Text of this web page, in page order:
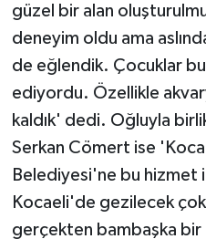
güzel bir alan
deneyim oldu ama
de eğlendik. Çocuklar
ediyordu. Özellikle
kaldık' dedi. Oğluyla
Serkan Cömert ise
Belediyesi'ne bu hizmet
Kocaeli'de gezilecek çok
gerçekten bambaşka bir